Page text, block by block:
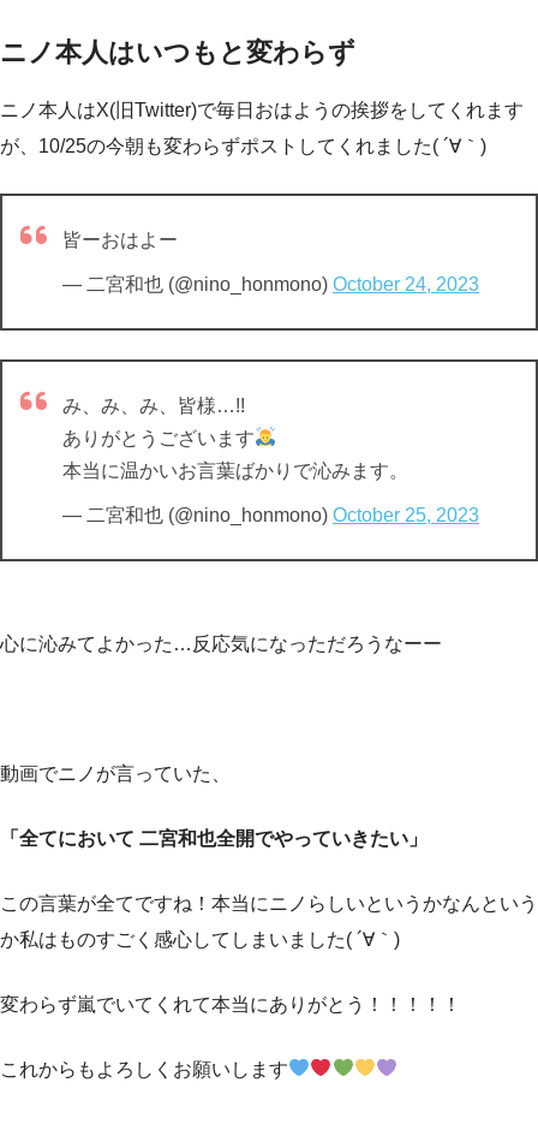
ニノ本人はいつもと変わらず
ニノ本人はX(旧Twitter)で毎日おはようの挨拶をしてくれます
が、10/25の今朝も変わらずポストしてくれました( ´∀｀)
皆ーおはよー
— 二宮和也 (@nino_honmono) October 24, 2023
み、み、み、皆様…!!
ありがとうございます
本当に温かいお言葉ばかりで沁みます。
— 二宮和也 (@nino_honmono) October 25, 2023
心に沁みてよかった…反応気になっただろうなーー
動画でニノが言っていた、
「全てにおいて 二宮和也全開でやっていきたい」
この言葉が全てですね！本当にニノらしいというかなんという
か私はものすごく感心してしまいました( ´∀｀)
変わらず嵐でいてくれて本当にありがとう！！！！！
これからもよろしくお願いします